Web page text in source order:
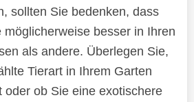
sollten Sie bedenken, dass
möglicherweise besser in Ihren
als andere. Überlegen Sie,
Tierart in Ihrem Garten
oder ob Sie eine exotischere